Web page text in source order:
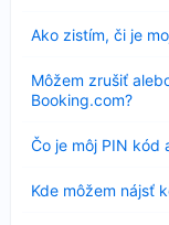
Ako zistím, či je
sa
Môžem zrušiť
Booking.com?
sa
Čo je môj PIN kód
Nezobrazuje
sa
Kde môžem nájsť
sa